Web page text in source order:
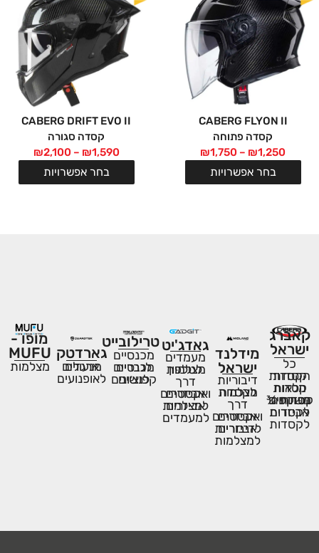
CABERG FLYON II
קסדה פתוחה
₪1,250
–
₪1,750
בחר אפשרויות
CABERG DRIFT EVO II
קסדה סגורה
₪1,590
–
₪2,100
בחר אפשרויות
קאברג
ישראל
כל
הקסדות
קסדות
מלאות
קסדות
נפתחות¾
משקפים
לקסדות
אביזרים
לקסדות
מידלנד
ישראל
דיבוריות
לקסדה
מצלמות
דרך
ואקסטרים
אביזרים
לדיבוריות
אביזרים
למצלמות
גאדג'יט
מעמדים
לטלפון
מצלמות
דרך
ואקסטרים
אביזרים
למצלמות
אביזרים
למעמדים
טרילובייט
מכנסיים
לגברים
מכנסיים
לנשים
קפוצ׳ונים
גארדטק
מנעולים
ארגזים
לאופנועים
מופו -
MUFU
מצלמות